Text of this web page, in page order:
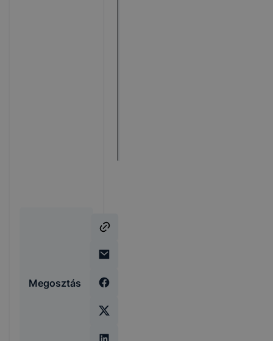
Megosztás